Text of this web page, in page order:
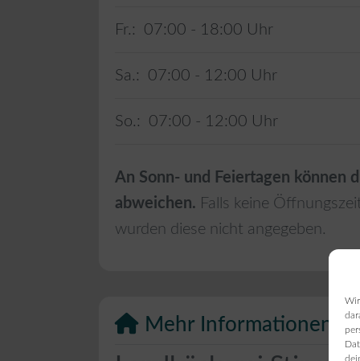
Fr.: 07:00 - 18:00
Sa.: 07:00 - 12:00
So.: 07:00 - 12:00
An Sonn- und Feiertagen können
abweichen. Falls keine
wurden diese nicht angegeben.
Mehr Informationen